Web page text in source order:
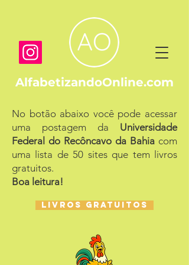
AlfabetizandoOnline.com
No botão abaixo você pode acessar
uma postagem da Universidade
Federal do Recôncavo da Bahia com
uma lista de 50 sites que tem livros
gratuitos.
Boa leitura!
LIVROS GRATUITOS